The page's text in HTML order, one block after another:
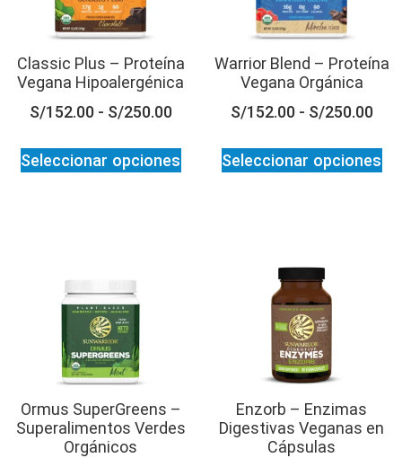
Classic Plus – Proteína
Vegana Hipoalergénica
S/152.00 - S/250.00
Seleccionar opciones
Warrior Blend – Proteína
Vegana Orgánica
S/152.00 - S/250.00
Seleccionar opciones
Ormus SuperGreens –
Superalimentos Verdes
Orgánicos
Enzorb – Enzimas
Digestivas Veganas en
Cápsulas